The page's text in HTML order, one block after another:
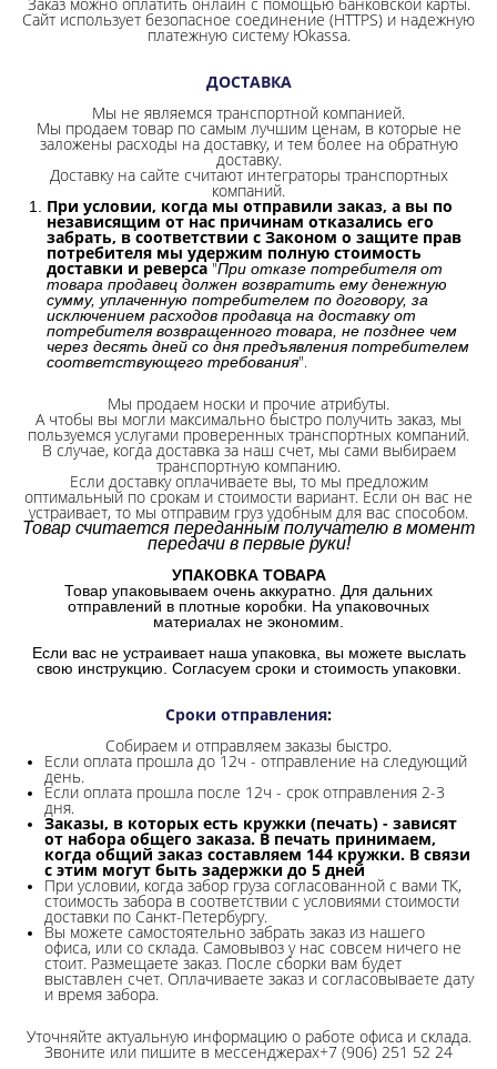
Сайт использует безопасное соединение (HTTPS) и надежную
платежную систему Юkassa.
ДОСТАВКА
Мы не являемся транспортной компанией.
Мы продаем товар по самым лучшим ценам, в которые не
заложены расходы на доставку, и тем более на обратную
доставку.
Доставку на сайте считают интеграторы транспортных
компаний.
При условии, когда мы отправили заказ, а вы по
независящим от нас причинам отказались его
забрать, в соответствии с Законом о защите прав
потребителя мы удержим полную стоимость
доставки и реверса "При отказе потребителя от
товара продавец должен возвратить ему денежную
сумму, уплаченную потребителем по договору, за
исключением расходов продавца на доставку от
потребителя возвращенного товара, не позднее чем
через десять дней со дня предъявления потребителем
соответствующего требования".
Мы продаем носки и прочие атрибуты.
А чтобы вы могли максимально быстро получить заказ, мы
пользуемся услугами проверенных транспортных компаний.
В случае, когда доставка за наш счет, мы сами выбираем
транспортную компанию.
Если доставку оплачиваете вы, то мы предложим
оптимальный по срокам и стоимости вариант. Если он вас не
устраивает, то мы отправим груз удобным для вас способом.
Товар считается переданным получателю в момент
передачи в первые руки!
УПАКОВКА ТОВАРА
Товар упаковываем очень аккуратно. Для дальних
отправлений в плотные коробки. На упаковочных
материалах не экономим.
Если вас не устраивает наша упаковка, вы можете выслать
свою инструкцию. Согласуем сроки и стоимость упаковки.
Сроки отправления:
Собираем и отправляем заказы быстро.
Если оплата прошла до 12ч - отправление на следующий
день.
Если оплата прошла после 12ч - срок отправления 2-3
дня.
Заказы, в которых есть кружки (печать) - зависят
от набора общего заказа. В печать принимаем,
когда общий заказ составляем 144 кружки. В связи
с этим могут быть задержки до 5 дней
При условии, когда забор груза согласованной с вами ТК,
стоимость забора в соответствии с условиями стоимости
доставки по Санкт-Петербургу.
Вы можете самостоятельно забрать заказ из нашего
офиса, или со склада. Самовывоз у нас совсем ничего не
стоит. Размещаете заказ. После сборки вам будет
выставлен счет. Оплачиваете заказ и согласовываете дату
и время забора.
Уточняйте актуальную информацию о работе офиса и склада.
Звоните или пишите в мессенджерах+7 (906) 251 52 24